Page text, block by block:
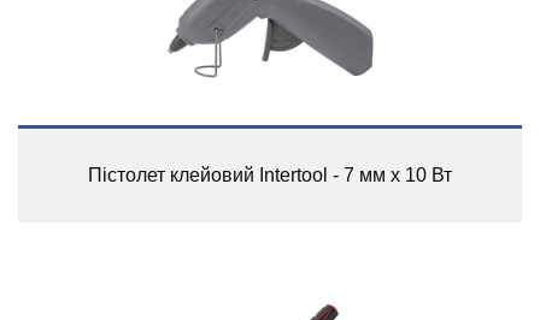
Пістолет клейовий Intertool - 7 мм x 10 Вт